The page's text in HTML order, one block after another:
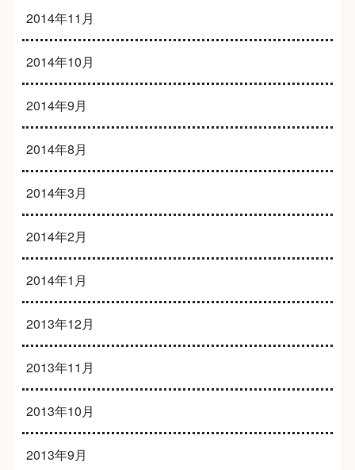
2014年11月
2014年10月
2014年9月
2014年8月
2014年3月
2014年2月
2014年1月
2013年12月
2013年11月
2013年10月
2013年9月